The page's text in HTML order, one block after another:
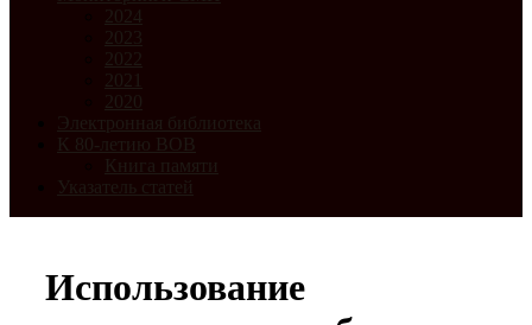
2024
2023
2022
2021
2020
Электронная библиотека
К 80-летию ВОВ
Книга памяти
Указатель статей
Использование